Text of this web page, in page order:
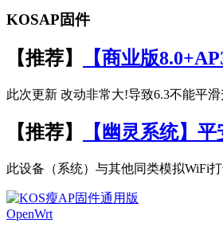
KOSAP固件
【推荐】 【商业版
此次更新 改动非常大!导致6.3不能平滑
【推荐】 【幽灵系统】
此设备（系统）与其他同类模拟WiFi
OpenWrt